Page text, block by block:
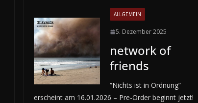
ALLGEMEIN
5. Dezember 2025
network of
friends
“Nichts ist in Ordnung”
erscheint am 16.01.2026 – Pre-Order beginnt jetzt!